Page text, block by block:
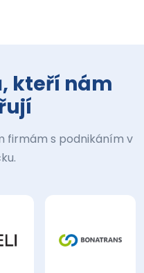
kteří nám
firmám s podnikáním v